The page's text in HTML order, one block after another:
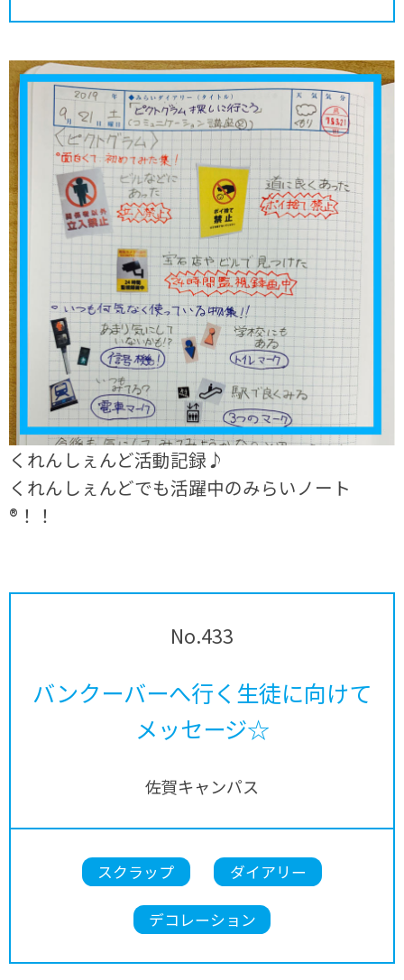
くれんしぇんど活動記録♪
くれんしぇんどでも活躍中のみらいノート
®！！
No.433
バンクーバーへ行く生徒に向けて
メッセージ☆
佐賀キャンパス
スクラップ ダイアリー
デコレーション